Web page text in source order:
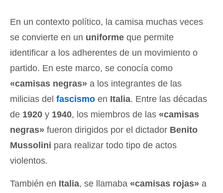
En un contexto político, la camisa muchas veces
se convierte en un uniforme que permite
identificar a los adherentes de un movimiento o
partido. En este marco, se conocía como
«camisas negras» a los integrantes de las
milicias del fascismo en Italia. Entre las décadas
de 1920 y 1940, los miembros de las «camisas
negras» fueron dirigidos por el dictador Benito
Mussolini para realizar todo tipo de actos
violentos.
También en Italia, se llamaba «camisas rojas» a